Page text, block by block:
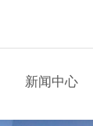
新闻中心